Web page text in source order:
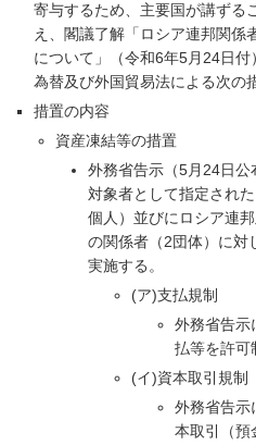
寄与するため、主要国が講ずる
え、閣議了解「ロシア連邦関係
について」（令和6年5月24日
為替及び外国貿易法による次の
措置の内容
資産凍結等の措置
外務省告示（5月24日
対象者として指定され
個人）並びにロシア連
の関係者（2団体）に対
実施する。
(ア)支払規制
外務省告示
払等を許可
(イ)資本取引規制
外務省告示
本取引（預